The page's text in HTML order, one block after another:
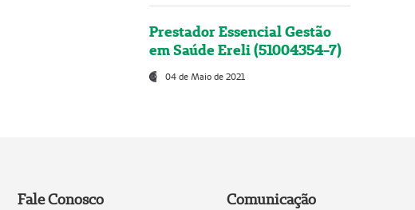
Prestador Essencial Gestão
em Saúde Ereli (51004354-7)
04 de Maio de 2021
Fale Conosco Comunicação